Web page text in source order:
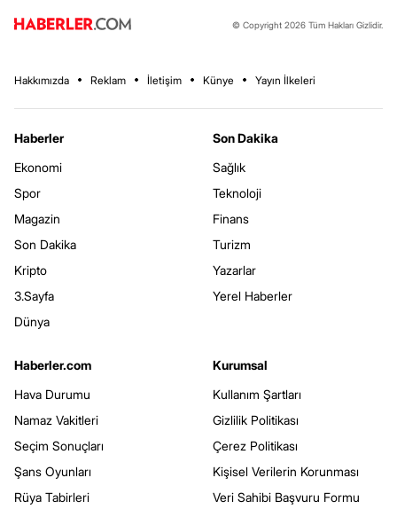
© Copyright 2026 Tüm Hakları Gizlidir.
Hakkımızda Reklam İletişim Künye Yayın İlkeleri
Haberler
Ekonomi
Spor
Magazin
Son Dakika
Kripto
3.Sayfa
Dünya
Son Dakika
Sağlık
Teknoloji
Finans
Turizm
Yazarlar
Yerel Haberler
Haberler.com
Hava Durumu
Namaz Vakitleri
Seçim Sonuçları
Şans Oyunları
Rüya Tabirleri
Kurumsal
Kullanım Şartları
Gizlilik Politikası
Çerez Politikası
Kişisel Verilerin Korunması
Veri Sahibi Başvuru Formu